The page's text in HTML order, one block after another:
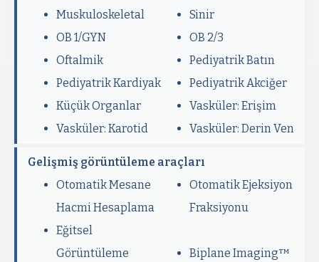
Muskuloskeletal
Sinir
OB 1/GYN
OB 2/3
Oftalmik
Pediyatrik Batın
Pediyatrik Kardiyak
Pediyatrik Akciğer
Küçük Organlar
Vasküler: Erişim
Vasküler: Karotid
Vasküler: Derin Ven
Gelişmiş görüntüleme araçları
Otomatik Mesane
Hacmi Hesaplama
Otomatik Ejeksiyon
Fraksiyonu
Eğitsel
Görüntüleme
Biplane Imaging™